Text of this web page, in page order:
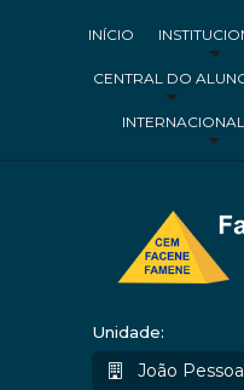
INÍCIO
CENTRAL DO
Unidade:
João Pessoa